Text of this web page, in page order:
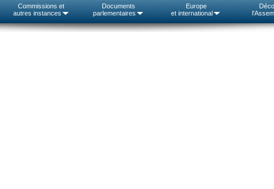
Commissions et
autres instances
Documents
parlementaires
Europe
et international